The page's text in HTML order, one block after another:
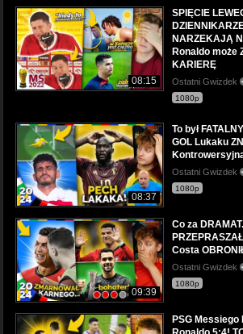
08:15
SPIĘCIE
NARZEKAJĄ
Ronaldo może
KARIERĘ
Ostatni Gwizdek
1080p
08:37
To był
GOL Lukaku
Ostatni Gwizdek
1080p
09:39
Co za
Costa
Ostatni Gwizdek
1080p
PSG Messiego